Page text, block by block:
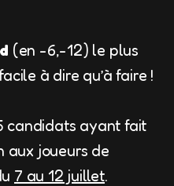
(en -6,-12) le plus
à dire qu’à faire !
candidats ayant fait
aux joueurs de
7 au 12 juillet.